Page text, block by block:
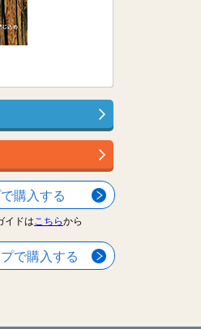
購入する
イドはこちらから
で購入する